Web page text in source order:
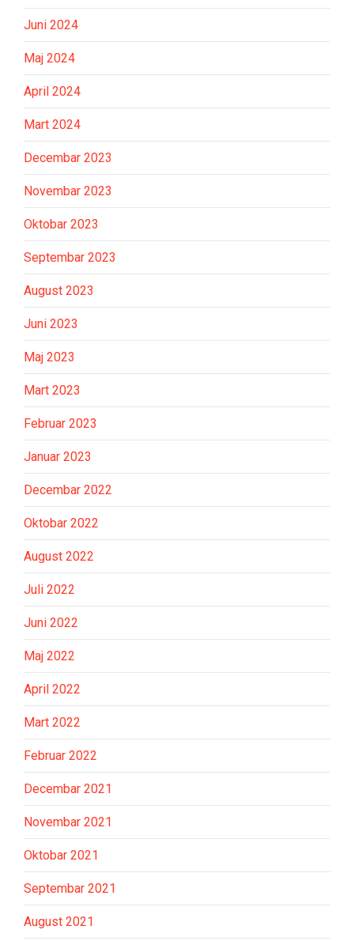
Juni 2024
Maj 2024
April 2024
Mart 2024
Decembar 2023
Novembar 2023
Oktobar 2023
Septembar 2023
August 2023
Juni 2023
Maj 2023
Mart 2023
Februar 2023
Januar 2023
Decembar 2022
Oktobar 2022
August 2022
Juli 2022
Juni 2022
Maj 2022
April 2022
Mart 2022
Februar 2022
Decembar 2021
Novembar 2021
Oktobar 2021
Septembar 2021
August 2021